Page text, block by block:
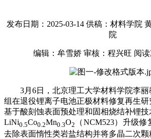
发布日期：2025-03-14 供稿：材料学院
院
编辑：牟雪娇 审核：程兴旺 阅读
3月6日，北京理工大学材料学院李
组在退役锂离子电池正极材料修复再生研
基于酸刻蚀表面预处理和固相烧结补锂
LiNi0.5Co0.2Mn0.3O2
（NCM523）升级
去除表面惰性类岩盐结构并将多晶二次